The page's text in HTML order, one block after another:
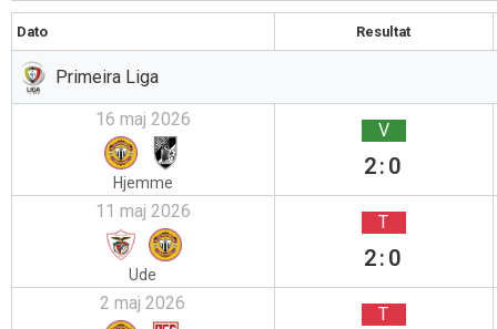
Dato Resultat
Primeira Liga
16 maj 2026
Hjemme
V
2:0
11 maj 2026
Ude
T
2:0
2 maj 2026 T